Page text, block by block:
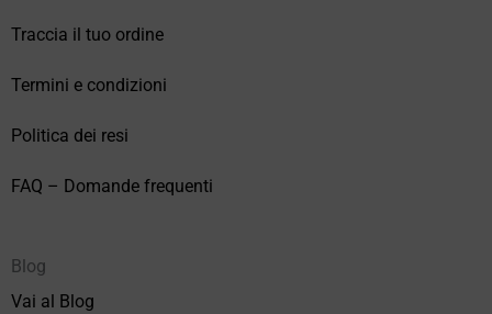
Traccia il tuo ordine
Termini e condizioni
Politica dei resi
FAQ – Domande frequenti
Blog
Vai al Blog